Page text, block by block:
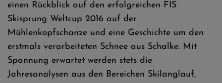
einen Rückblick auf den erfolgreichen FIS
Skisprung Weltcup 2016 auf der
Mühlenkopfschanze und eine Geschichte um den
erstmals verarbeiteten Schnee aus Schalke. Mit
Spannung erwartet werden stets die
Jahresanalysen aus den Bereichen Skilanglauf,